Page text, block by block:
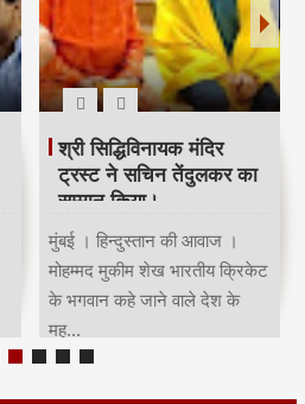
श्री सिद्धिविनायक मंदिर
ट्रस्ट ने सचिन तेंदुलकर का
सम्मान किया।
मुंबई । हिन्दुस्तान की आवाज ।
मोहम्मद मुकीम शेख भारतीय क्रिकेट
के भगवान कहे जाने वाले देश के
मह...